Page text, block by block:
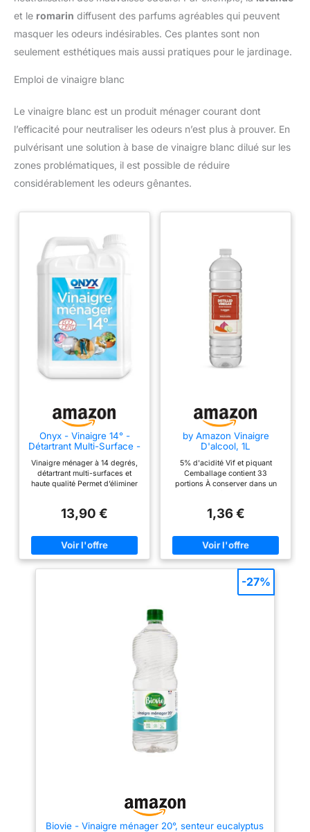
et le romarin diffusent des parfums agréables qui peuvent
masquer les odeurs indésirables. Ces plantes sont non
seulement esthétiques mais aussi pratiques pour le jardinage.
Emploi de vinaigre blanc
Le vinaigre blanc est un produit ménager courant dont
l’efficacité pour neutraliser les odeurs n’est plus à prouver. En
pulvérisant une solution à base de vinaigre blanc dilué sur les
zones problématiques, il est possible de réduire
considérablement les odeurs gênantes.
Onyx - Vinaigre 14° -
Détartrant Multi-Surface -
Vinaigre ménager à 14 degrés,
détartrant multi-surfaces et
haute qualité Permet d’éliminer
vos surfaces Puissant détartrant
électroménagers Certifié
Ecocert, conçu à partir de 100%
d’ingrédients d’origine naturelle
Produit de fabrication française,
13,90 €
by Amazon Vinaigre
D'alcool, 1L
5% d'acidité Vif et piquant
Cemballage contient 33
portions À conserver dans un
1,36 €
Biovie - Vinaigre ménager 20°, senteur eucalyptus
-27%